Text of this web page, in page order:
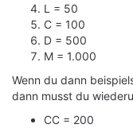
L = 50
C = 100
D = 500
M = 1.000
Wenn du dann
dann musst du
CC = 200